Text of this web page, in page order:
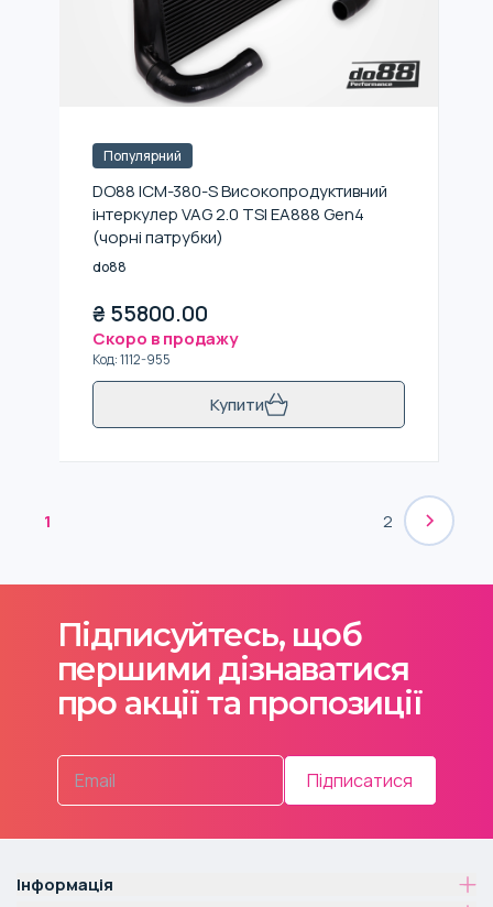
Популярний
DO88 ICM-380-S Високопродуктивний
інтеркулер VAG 2.0 TSI EA888 Gen4
(чорні патрубки)
do88
₴ 55800.00
Скоро в продажу
Код:1112-955
Купити
1 2
Підписуйтесь, щоб
першими дізнаватися
про акції та пропозиції
Підписатися
Інформація